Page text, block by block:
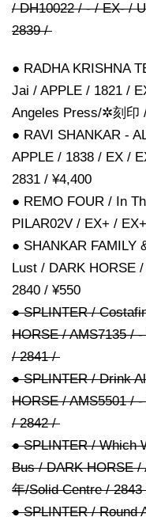
/ DH10022 / - / EX- /
2839 /
● RADHA KRISHNA
Jai / APPLE / 1821 /
Angeles Press/✲刻印
● RAVI SHANKAR -
APPLE / 1838 / EX /
2831 / ¥4,400
● REMO FOUR / In
PILAR02V / EX+ /
● SHANKAR FAMILY
Lust / DARK HORSE
2840 / ¥550
● SPLINTER /
HORSE / AMS7135 /
/ 2841 /
● SPLINTER / Drink
HORSE / AMS5501 /
/ 2842 /
● SPLINTER / Which
Bus / DARK HORSE
年/Solid Centre /
● SPLINTER / Round